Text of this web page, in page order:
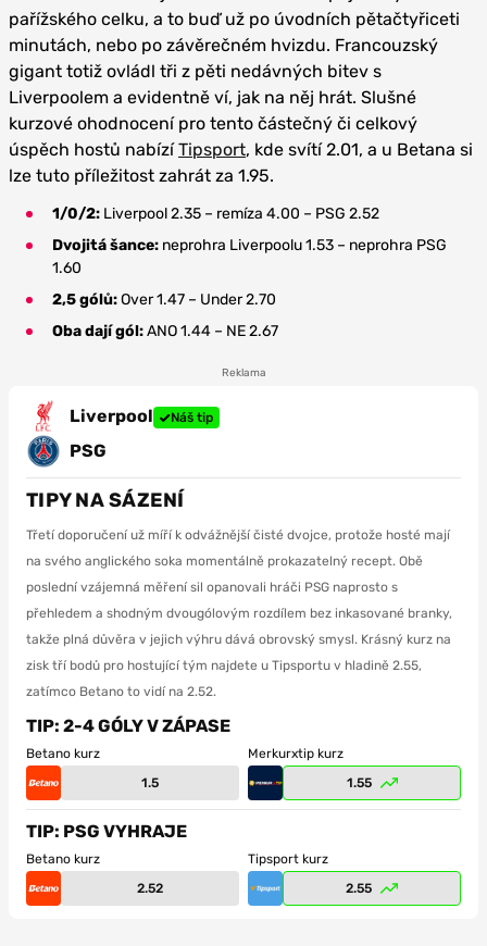
pařížského celku, a to buď už po úvodních pětačtyřiceti
minutách, nebo po závěrečném hvizdu. Francouzský
gigant totiž ovládl tři z pěti nedávných bitev s
Liverpoolem a evidentně ví, jak na něj hrát. Slušné
kurzové ohodnocení pro tento částečný či celkový
úspěch hostů nabízíTipsport, kde svítí 2.01, a u Betana si
lze tuto příležitost zahrát za 1.95.
1/0/2: Liverpool 2.35 – remíza 4.00 – PSG 2.52
Dvojitá šance: neprohra Liverpoolu 1.53 – neprohra PSG
1.60
2,5 gólů:Over 1.47 – Under 2.70
Oba dají gól:ANO 1.44 – NE 2.67
Reklama
Liverpool Náš tip
PSG
TIPY NA SÁZENÍ
Třetí doporučení už míří k odvážnější čisté dvojce, protože hosté mají
na svého anglického soka momentálně prokazatelný recept. Obě
poslední vzájemná měření sil opanovali hráči PSG naprosto s
přehledem a shodným dvougólovým rozdílem bez inkasované branky,
takže plná důvěra v jejich výhru dává obrovský smysl. Krásný kurz na
zisk tří bodů pro hostující tým najdete u Tipsportu v hladině 2.55,
zatímco Betano to vidí na 2.52.
TIP: 2-4 GÓLY V ZÁPASE
Betano kurz
1.5
Merkurxtip kurz
1.55
TIP: PSG VYHRAJE
Betano kurz
2.52
Tipsport kurz
2.55